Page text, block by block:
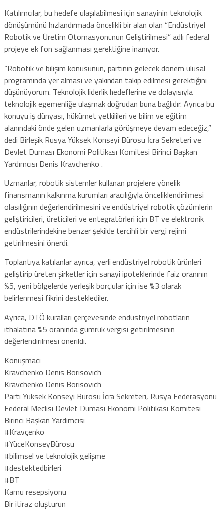
Katılımcılar, bu hedefe ulaşılabilmesi için sanayinin teknolojik
dönüşümünü hızlandırmada öncelikli bir alan olan “Endüstriyel
Robotik ve Üretim Otomasyonunun Geliştirilmesi” adlı federal
projeye ek fon sağlanması gerektiğine inanıyor.
“Robotik ve bilişim konusunun, partinin gelecek dönem ulusal
programında yer alması ve yakından takip edilmesi gerektiğini
düşünüyorum. Teknolojik liderlik hedeflerine ve dolayısıyla
teknolojik egemenliğe ulaşmak doğrudan buna bağlıdır. Ayrıca bu
konuyu iş dünyası, hükümet yetkilileri ve bilim ve eğitim
alanındaki önde gelen uzmanlarla görüşmeye devam edeceğiz,”
dedi Birleşik Rusya Yüksek Konseyi Bürosu İcra Sekreteri ve
Devlet Duması Ekonomi Politikası Komitesi Birinci Başkan
Yardımcısı Denis Kravchenko .
Uzmanlar, robotik sistemler kullanan projelere yönelik
finansmanın kalkınma kurumları aracılığıyla önceliklendirilmesi
olasılığının değerlendirilmesini ve endüstriyel robotik çözümlerin
geliştiricileri, üreticileri ve entegratörleri için BT ve elektronik
endüstrilerindekine benzer şekilde tercihli bir vergi rejimi
getirilmesini önerdi.
Toplantıya katılanlar ayrıca, yerli endüstriyel robotik ürünleri
geliştirip üreten şirketler için sanayi ipoteklerinde faiz oranının
%5, yeni bölgelerde yerleşik borçlular için ise %3 olarak
belirlenmesi fikrini desteklediler.
Ayrıca, DTÖ kuralları çerçevesinde endüstriyel robotların
ithalatına %5 oranında gümrük vergisi getirilmesinin
değerlendirilmesi önerildi.
Konuşmacı
Kravchenko Denis Borisovich
Kravchenko Denis Borisovich
Parti Yüksek Konseyi Bürosu İcra Sekreteri, Rusya Federasyonu
Federal Meclisi Devlet Duması Ekonomi Politikası Komitesi
Birinci Başkan Yardımcısı
#Kravçenko
#YüceKonseyBürosu
#bilimsel ve teknolojik gelişme
#destektedbirleri
#BT
Kamu resepsiyonu
Bir itiraz oluşturun